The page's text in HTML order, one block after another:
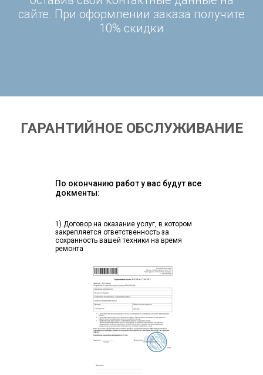
сайте. При оформлении заказа получите
10% скидки
ГАРАНТИЙНОЕ ОБСЛУЖИВАНИЕ
По окончанию работ у вас будут все
докменты:
1) Договор на оказание услуг, в котором
закрепляется ответственность за
сохранность вашей техники на время
ремонта